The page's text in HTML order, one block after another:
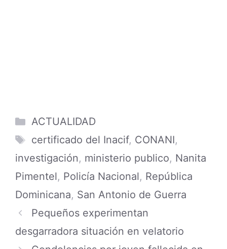
Categories
ACTUALIDAD
Tags
certificado del Inacif, CONANI,
investigación, ministerio publico, Nanita
Pimentel, Policía Nacional, República
Dominicana, San Antonio de Guerra
Pequeños experimentan
desgarradora situación en velatorio